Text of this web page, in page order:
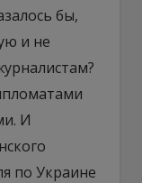
бы,
и не
И
по Украине